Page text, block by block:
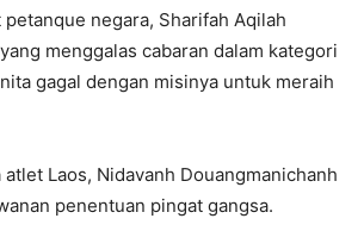
negara, Sharifah Aqilah
menggalas cabaran dalam kategori
gagal dengan misinya untuk meraih
Laos, Nidavanh Douangmanichanh
penentuan pingat gangsa.